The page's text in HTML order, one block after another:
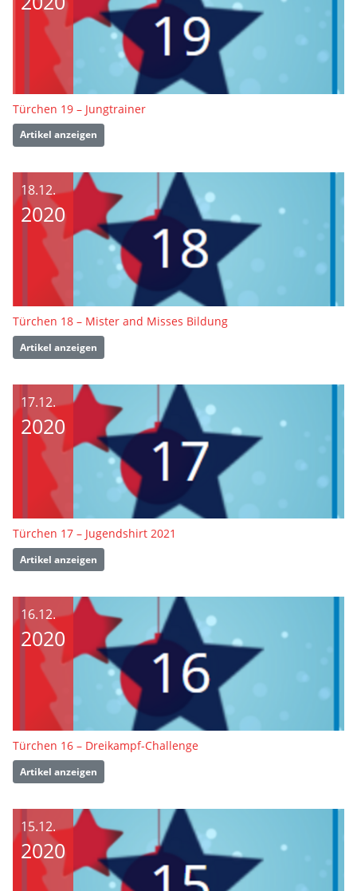
Türchen 19 – Jungtrainer
Artikel anzeigen
18.12.
2020
Türchen 18 – Mister and Misses Bildung
Artikel anzeigen
17.12.
2020
Türchen 17 – Jugendshirt 2021
Artikel anzeigen
16.12.
2020
Türchen 16 – Dreikampf-Challenge
Artikel anzeigen
15.12.
2020